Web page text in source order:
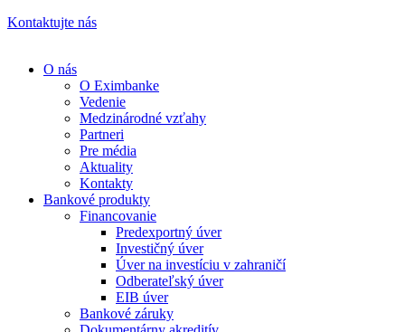
Kontaktujte nás
O nás
O Eximbanke
Vedenie
Medzinárodné vzťahy
Partneri
Pre média
Aktuality
Kontakty
Bankové produkty
Financovanie
Predexportný úver
Investičný úver
Úver na investíciu v zahraničí
Odberateľský úver
EIB úver
Bankové záruky